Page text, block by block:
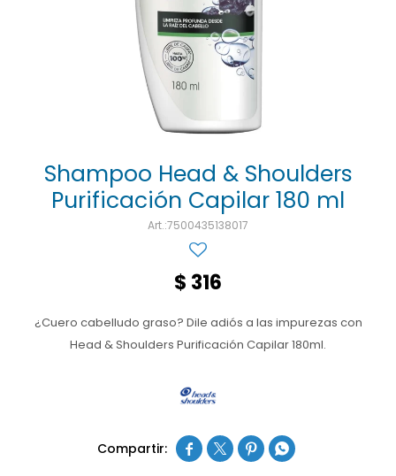
Shampoo Head & Shoulders
Purificación Capilar 180 ml
7500435138017
$ 316
¿Cuero cabelludo graso? Dile adiós a las impurezas con
Head & Shoulders Purificación Capilar 180ml.
   
Test de autodiagnóstico
Productos fraccionados
Salud sexual y reproductiva
Alimentación